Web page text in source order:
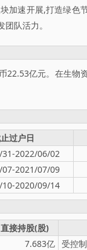
加速开展,打造绿色
队活力。
22.53亿元。在生物
过户日
2022/06/02
2021/07/09
2020/09/14
直接持股(股)
7.683亿 受控